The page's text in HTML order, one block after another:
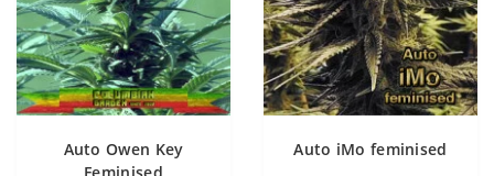
Auto Owen Key
Auto iMo feminised